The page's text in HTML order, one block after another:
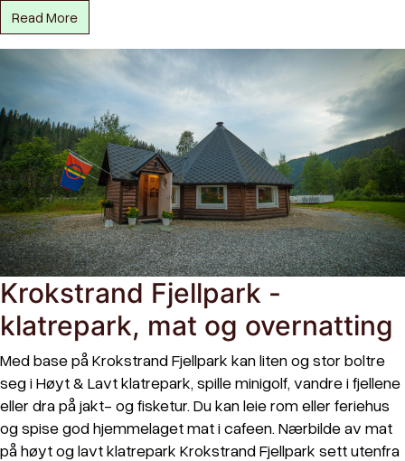
Read More
Krokstrand Fjellpark -
klatrepark, mat og overnatting
Med base på Krokstrand Fjellpark kan liten og stor boltre
seg i Høyt & Lavt klatrepark, spille minigolf, vandre i fjellene
eller dra på jakt- og fisketur. Du kan leie rom eller feriehus
og spise god hjemmelaget mat i cafeen. Nærbilde av mat
på høyt og lavt klatrepark Krokstrand Fjellpark sett utenfra